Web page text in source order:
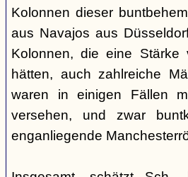
Kolonnen dieser
aus Navajos aus
Kolonnen, die eine
hätten, auch zahlreiche
waren in einigen Fällen
versehen, und zwar
enganliegende